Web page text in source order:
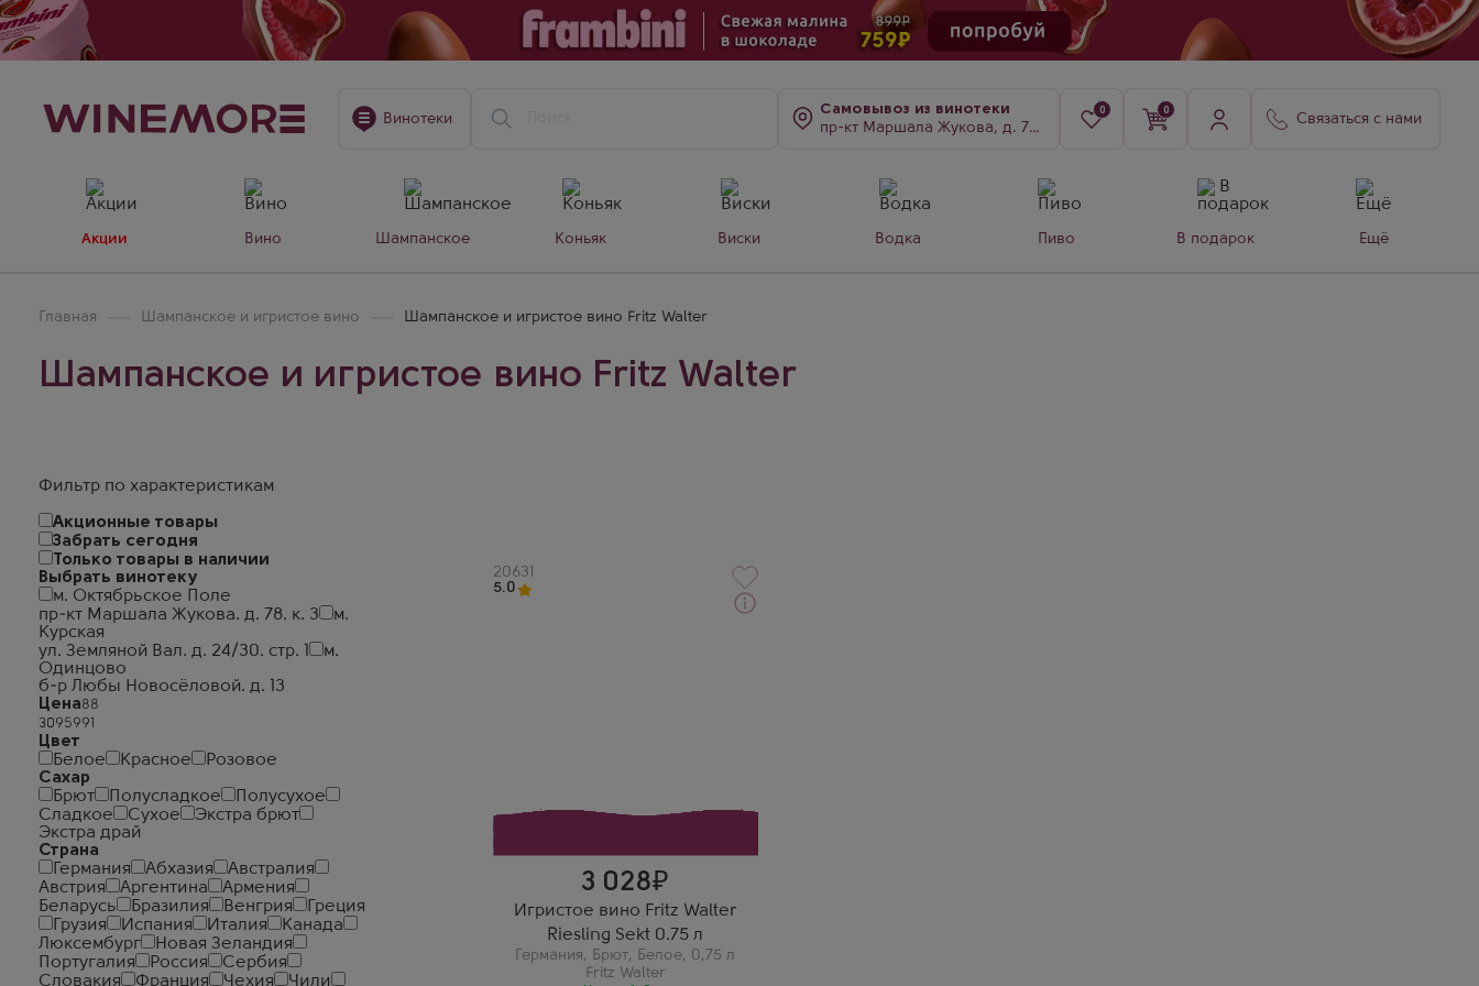
Винотеки
Самовывоз из винотеки
пр-кт Маршала Жукова, д. 78, к. 3
0 0
Связаться с нами
Акции Вино Шампанское Коньяк Виски Водка Пиво В подарок Ещё
Главная Шампанское и игристое вино Шампанское и игристое вино Fritz Walter
Шампанское и игристое вино Fritz Walter
Фильтр по характеристикам
Акционные товары
Забрать сегодня
Только товары в наличии
Выбрать винотеку
м. Октябрьское Поле
пр-кт Маршала Жукова. д. 78. к. 3
м.
Курская
ул. Земляной Вал. д. 24/30. стр. 1
м.
Одинцово
б-р Любы Новосёловой. д. 13
Цена
Цвет
Белое
Красное
Розовое
Сахар
Брют
Полусладкое
Полусухое
Сладкое
Сухое
Экстра брют
Экстра драй
Страна
Германия
Абхазия
Австралия
Австрия
Аргентина
Армения
Беларусь
Бразилия Венгрия
Греция
Грузия
Испания Италия
Канада
Люксембург
Новая Зеландия
Португалия
Россия
Сербия
Словакия
Франция Чехия
Чили
Артикул
20631
5.0
3 028
Игристое вино Fritz Walter
Riesling Sekt 0.75 л
Германия, Брют, Белое, 0,75 л
Fritz Walter
кислинкой и минеральными